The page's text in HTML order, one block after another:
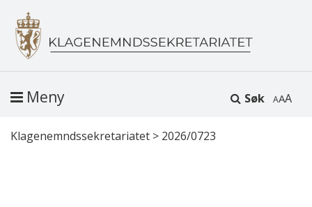
Søk A
Meny
Klagenemndssekretariatet > 2026/0723